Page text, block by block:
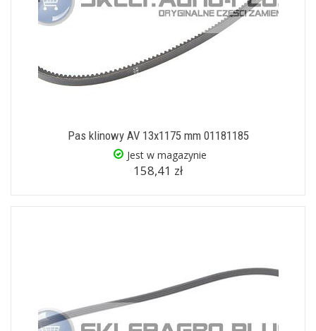
Pas klinowy AV 13x1175 mm 01181185
Jest w magazynie
158,41 zł